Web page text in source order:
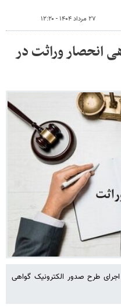
۲۷ مرداد ۱۴۰۴ - ۱۲:۲۰
انحصار وراثت در
طرح صدور الکترونیک گواهی